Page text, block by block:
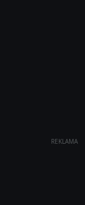
REKLAMA